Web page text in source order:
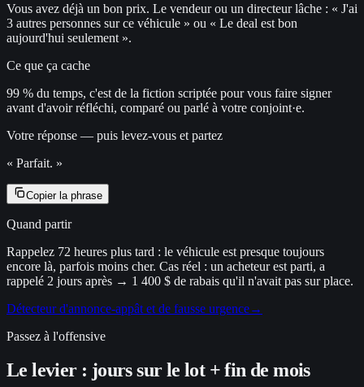
Vous avez déjà un bon prix. Le vendeur ou un directeur lâche : « J'ai
3 autres personnes sur ce véhicule » ou « Le deal est bon
aujourd'hui seulement ».
Ce que ça cache
99 % du temps, c'est de la fiction scriptée pour vous faire signer
avant d'avoir réfléchi, comparé ou parlé à votre conjoint·e.
Votre réponse — puis levez-vous et partez
« Parfait. »
Copier la phrase
Quand partir
Rappelez 72 heures plus tard : le véhicule est presque toujours
encore là, parfois moins cher. Cas réel : un acheteur est parti, a
rappelé 2 jours après → 1 400 $ de rabais qu'il n'avait pas sur place.
Détecteur d'annonce-appât et de fausse urgence→
Passez à l'offensive
Le levier : jours sur le lot + fin de mois